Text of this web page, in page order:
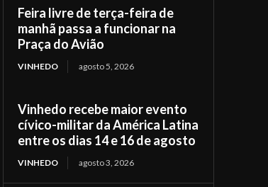
Feira livre de terça-feira de
manhã passa a funcionar na
Praça do Avião
VINHEDO agosto 5, 2026
Vinhedo recebe maior evento
cívico-militar da América Latina
entre os dias 14 e 16 de agosto
VINHEDO agosto 3, 2026